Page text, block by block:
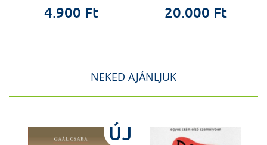
4.900 Ft 20.000 Ft
NEKED AJÁNLJUK
ÚJ